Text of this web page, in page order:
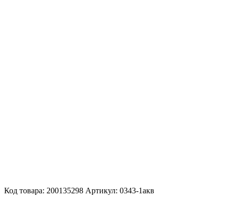
Код товара: 200135298 Артикул: 0343-1акв